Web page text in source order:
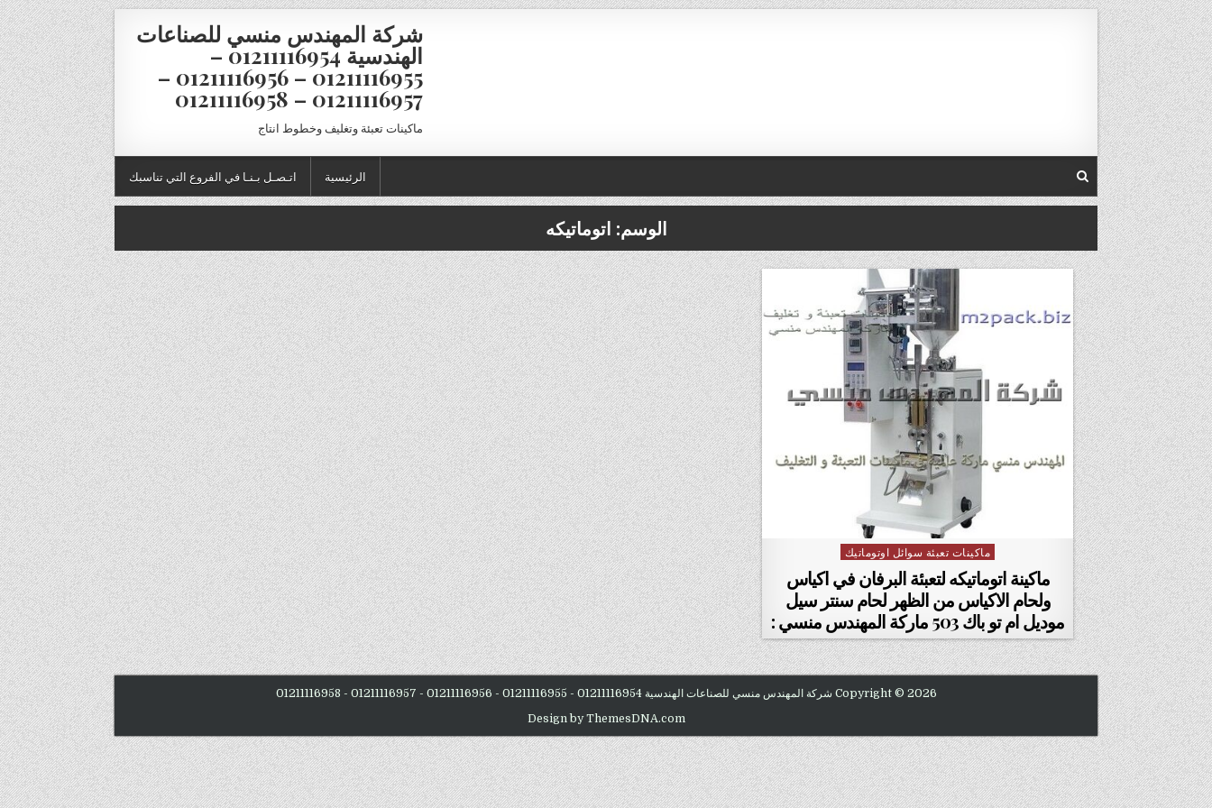
Skip to content
شركة المهندس منسي للصناعات
الهندسية 01211116954 –
01211116955 – 01211116956 –
01211116957 – 01211116958
ماكينات تعبئة وتغليف وخطوط انتاج
اتـصـل بـنـا في الفروع التي تناسبك الرئيسية
الوسم: اتوماتيكه
Posted in
ماكينات تعبئة سوائل اوتوماتيك
ماكينة اتوماتيكه لتعبئة البرفان في اكياس
ولحام الاكياس من الظهر لحام سنتر سيل
موديل ام تو باك 503 ماركة المهندس منسي :
Copyright © 2026 شركة المهندس منسي للصناعات الهندسية 01211116954 - 01211116955 - 01211116956 - 01211116957 - 01211116958
Design by ThemesDNA.com